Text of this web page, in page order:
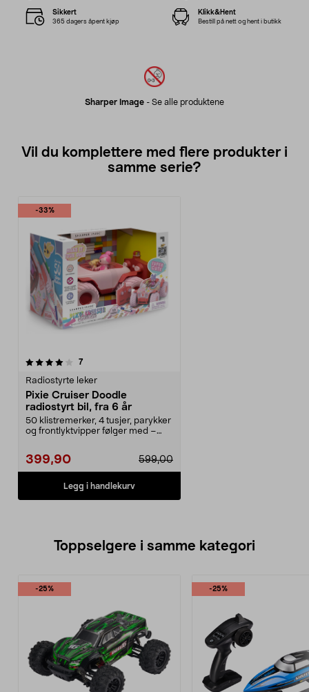
Sharper Image - Se alle produktene
Sikkert
365 dagers åpent kjøp
Klikk&Hent
Bestill på nett og hent i butikk
Vil du komplettere med flere produkter i
samme serie?
-33%
7anmeldelser
Radiostyrte leker
Pixie Cruiser Doodle
radiostyrt bil, fra 6 år
50 klistremerker, 4 tusjer, parykker
og frontlyktvipper følger med –
599,00
399,90
Legg i handlekurv
Toppselgere i samme kategori
-25% -25%